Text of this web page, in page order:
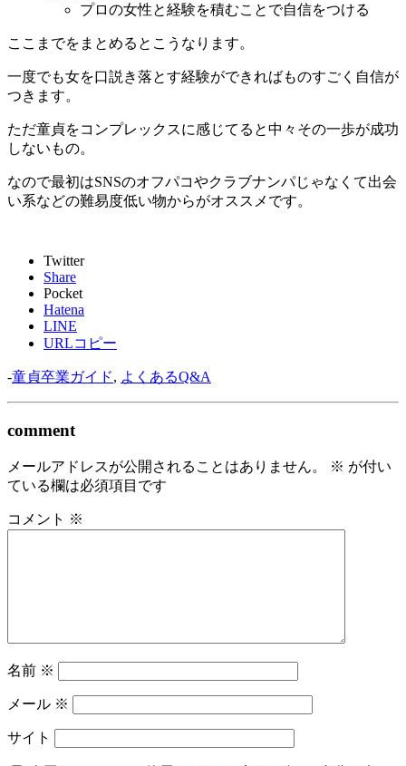
プロの女性と経験を積むことで自信をつける
ここまでをまとめるとこうなります。
一度でも女を口説き落とす経験ができればものすごく自信が
つきます。
ただ童貞をコンプレックスに感じてると中々その一歩が成功
しないもの。
なので最初はSNSのオフパコやクラブナンパじゃなくて出会
い系などの難易度低い物からがオススメです。
Twitter
Share
Pocket
Hatena
LINE
URLコピー
-童貞卒業ガイド, よくあるQ&A
comment
メールアドレスが公開されることはありません。 ※ が付い
ている欄は必須項目です
コメント ※
名前 ※
メール ※
サイト